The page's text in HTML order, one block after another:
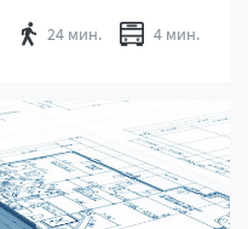
24 мин. 4 мин.